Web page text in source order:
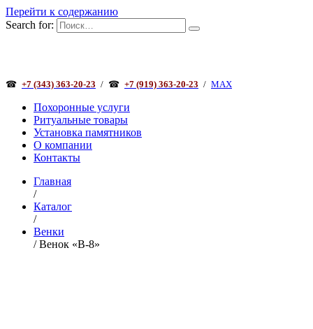
Перейти к содержанию
Search for:
☎ +7 (343) 363-20-23 / ☎ +7 (919) 363-20-23 / MAX
Похоронные услуги
Ритуальные товары
Установка памятников
О компании
Контакты
Главная
/
Каталог
/
Венки
/ Венок «В-8»